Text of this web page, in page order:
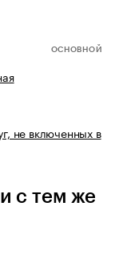
ОСНОВНОЙ
не включенных в
с тем же